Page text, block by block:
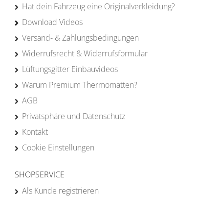
Hat dein Fahrzeug eine Originalverkleidung?
Download Videos
Versand- & Zahlungsbedingungen
Widerrufsrecht & Widerrufsformular
Lüftungsgitter Einbauvideos
Warum Premium Thermomatten?
AGB
Privatsphäre und Datenschutz
Kontakt
Cookie Einstellungen
SHOPSERVICE
Als Kunde registrieren